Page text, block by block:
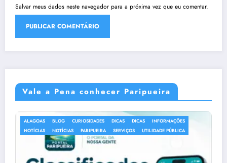
Salvar meus dados neste navegador para a próxima vez que eu comentar.
Vale a Pena conhecer Paripueira
ALAGOAS ALUGUEL DE IMÓVEIS ARAPIRACA
BARRA DE SÃO MIGUEL
BLOG
COMPRAS E ARTESANATO CORURIPE
CURIOSIDADES
DELMIRO GOUVEIA
DICAS DICAS
EVENTOS
EVENTOS E CULTURA
HISTÓRIA E PATRIMÔNIO
HOSPEDAGEM INFORMAÇÕES
JAPARATINGA